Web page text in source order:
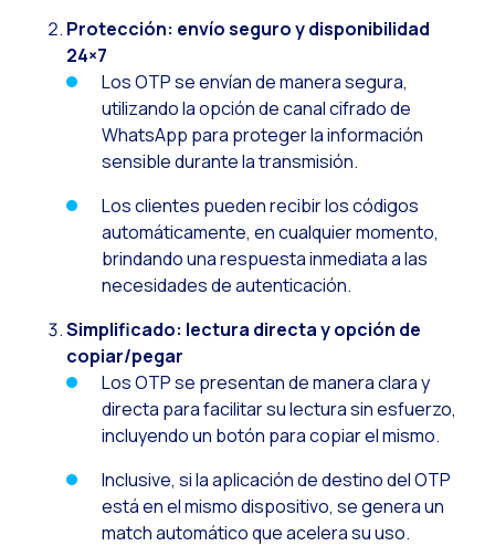
Transforma tu
Las nuevas
Los leads en la mira
¿Cómo mejorar la
Desafíos del
Automatiza la
Optimiza tu
Ya puedes ofrecer
Innovando en la
Agiliza tus
Protección: envío seguro y disponibilidad
24×7
Los OTP se envían de manera segura,
utilizando la opción de canal cifrado de
WhatsApp para proteger la información
sensible durante la transmisión.
Los clientes pueden recibir los códigos
automáticamente, en cualquier momento,
brindando una respuesta inmediata a las
necesidades de autenticación.
Simplificado: lectura directa y opción de
copiar/pegar
Los OTP se presentan de manera clara y
directa para facilitar su lectura sin esfuerzo,
incluyendo un botón para copiar el mismo.
Inclusive, si la aplicación de destino del OTP
está en el mismo dispositivo, se genera un
match automático que acelera su uso.